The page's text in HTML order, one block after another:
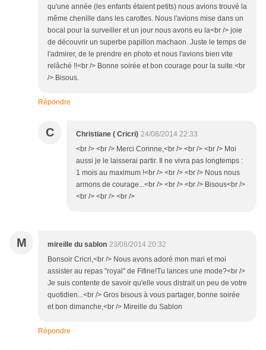
qu'une année (les enfants étaient petits) nous avions trouvé la
même chenille dans les carottes. Nous l'avions mise dans un
bocal pour la surveiller et un jour nous avons eu la<br /> joie
de découvrir un superbe papillon machaon. Juste le temps de
l'admirer, de le prendre en photo et nous l'avions bien vite
relâché !!<br /> Bonne soirée et bon courage pour la suite.<br
/> Bisous.
Répondre
C Christiane ( Cricri) 24/08/2014 22:33
<br /> <br /> Merci Corinne,<br /> <br /> <br /> Moi
aussi je le laisserai partir. Il ne vivra pas longtemps :
1 mois au maximum !<br /> <br /> <br /> Nous nous
armons de courage...<br /> <br /> <br /> Bisous<br />
<br /> <br /> <br />
M mireille du sablon 23/08/2014 20:32
Bonsoir Cricri,<br /> Nous avons adoré mon mari et moi
assister au repas "royal" de Fifine!Tu lances une mode?<br />
Je suis contente de savoir qu'elle vous distrait un peu de votre
quotidien...<br /> Gros bisous à vous partager, bonne soirée
et bon dimanche,<br /> Mireille du Sablon
Répondre